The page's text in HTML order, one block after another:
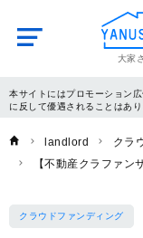
大家
YANUSY
本サイトにはプロモーション
に反して優遇されることはあり
landlord
クラ
【不動産クラファ
クラウドファンディング